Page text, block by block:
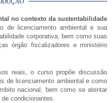
no contexto da sustentabilidade
de licenciamento ambiental e sua
corporativa, bem como suas
órgão fiscalizadores e ministério
reais, o curso propõe discussão
de licenciamento ambiental e como
nacional, bem como se atentar
condicionantes.